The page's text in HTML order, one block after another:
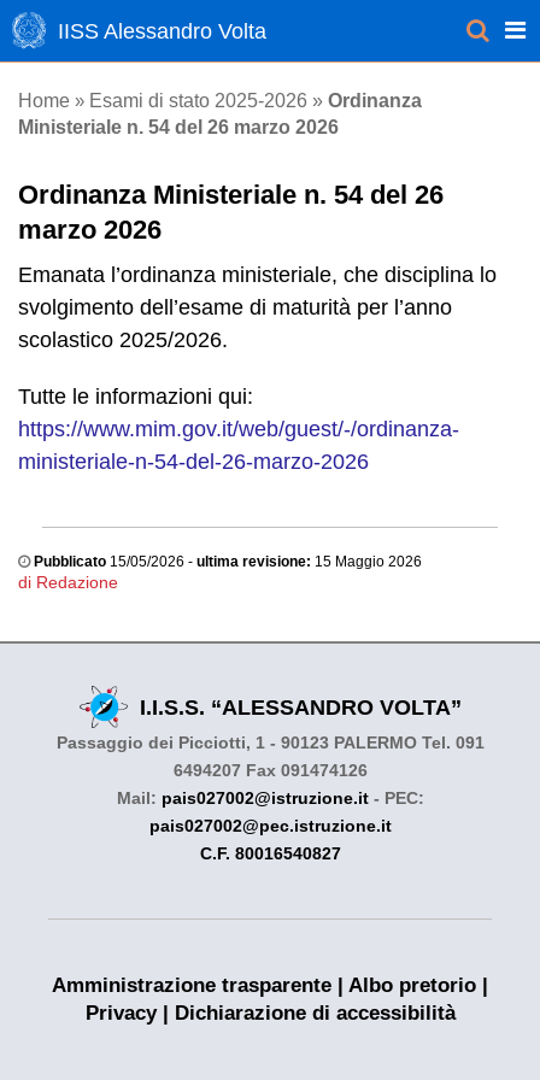
IISS Alessandro Volta
Home » Esami di stato 2025-2026 » Ordinanza
Ministeriale n. 54 del 26 marzo 2026
Ordinanza Ministeriale n. 54 del 26
marzo 2026
Emanata l’ordinanza ministeriale, che disciplina lo
svolgimento dell’esame di maturità per l’anno
scolastico 2025/2026.
Tutte le informazioni qui:
https://www.mim.gov.it/web/guest/-/ordinanza-
ministeriale-n-54-del-26-marzo-2026
Pubblicato 15/05/2026 - ultima revisione: 15 Maggio 2026
di Redazione
I.I.S.S. “ALESSANDRO VOLTA”
Passaggio dei Picciotti, 1 - 90123 PALERMO Tel. 091
6494207 Fax 091474126
Mail: pais027002@istruzione.it- PEC:
pais027002@pec.istruzione.it
C.F. 80016540827
Amministrazione trasparente | Albo pretorio |
Privacy| Dichiarazione di accessibilità